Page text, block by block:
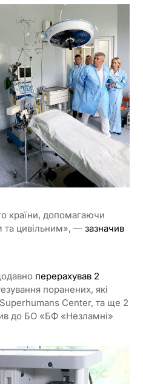
країни, допомагаючи
та цивільним», — зазначив
перерахував 2
поранених, які
Superhumans Center, та ще 2
до БО «БФ «Незламні»